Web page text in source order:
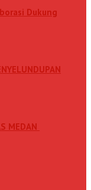
Dukung
MEDAN